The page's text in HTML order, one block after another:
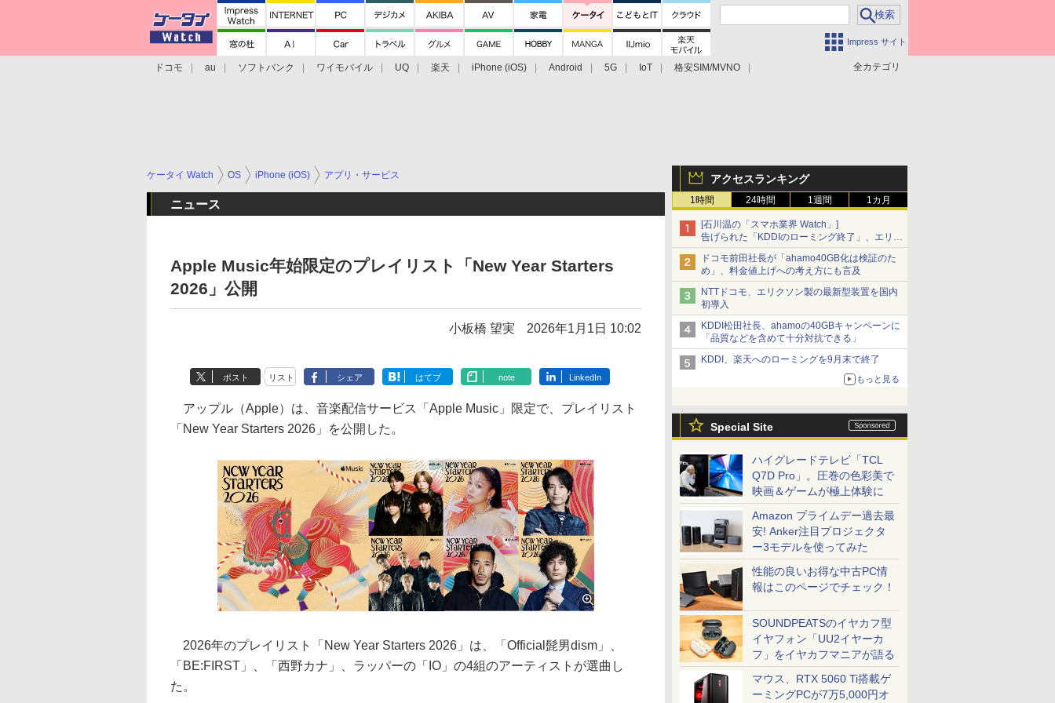
Impress サイト
全カテゴリ
ドコモ au ソフトバンク ワイモバイル UQ 楽天 iPhone (iOS) Android 5G IoT
格安SIM/MVNO
アクセスランキング
1時間 24時間 1週間 1カ月
[石川温の「スマホ業界 Watch」]
告げられた「KDDIのローミング終了」、エリア
マップの落とし穴と楽天モバイルの課題
ドコモ前田社長が「ahamo40GB化は検証のた
め」、料金値上げへの考え方にも言及
NTTドコモ、エリクソン製の最新型装置を国内
初導入
KDDI松田社長、ahamoの40GBキャンペーンに
「品質などを含めて十分対抗できる」
KDDI、楽天へのローミングを9月末で終了
もっと見る
Special Site
ハイグレードテレビ「TCL
Q7D Pro」。圧巻の色彩美で
映画＆ゲームが極上体験に
Amazon プライムデー過去最
安! Anker注目プロジェクタ
ー3モデルを使ってみた
性能の良いお得な中古PC情
報はこのページでチェック！
SOUNDPEATSのイヤカフ型
イヤフォン「UU2イヤーカ
フ」をイヤカフマニアが語る
マウス、RTX 5060 Ti搭載ゲ
ーミングPCが7万5,000円オ
ケータイ Watch OS iPhone (iOS) アプリ・サービス
ニュース
Apple Music年始限定のプレイリスト「New Year Starters
2026」公開
小板橋 望実 2026年1月1日 10:02
ポスト リスト シェア はてブ note LinkedIn
アップル（Apple）は、音楽配信サービス「Apple Music」限定で、プレイリスト
「New Year Starters 2026」を公開した。
2026年のプレイリスト「New Year Starters 2026」は、「Official髭男dism」、
「BE:FIRST」、「西野カナ」、ラッパーの「IO」の4組のアーティストが選曲し
た。